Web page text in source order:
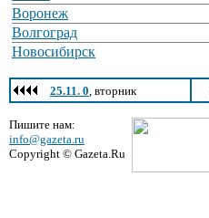
Воронеж
Волгоград
Новосибирск
25.11. 0, вторник
Пишите нам:
info@gazeta.ru
Copyright © Gazeta.Ru